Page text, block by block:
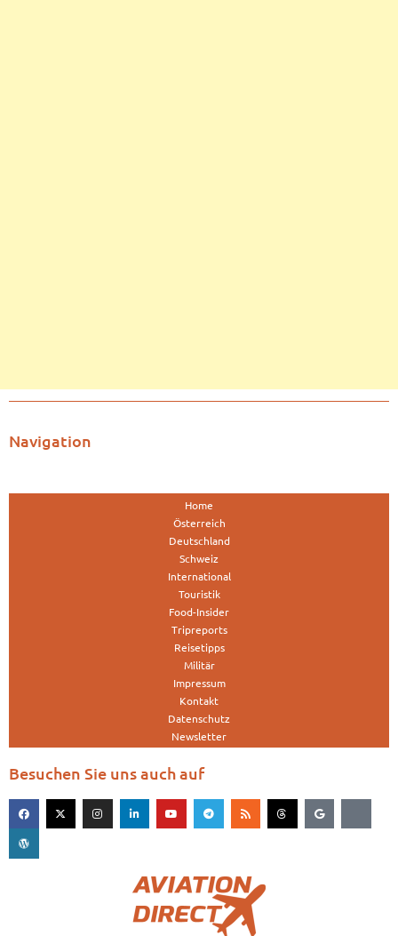
Navigation
Home
Österreich
Deutschland
Schweiz
International
Touristik
Food-Insider
Tripreports
Reisetipps
Militär
Impressum
Kontakt
Datenschutz
Newsletter
Besuchen Sie uns auch auf